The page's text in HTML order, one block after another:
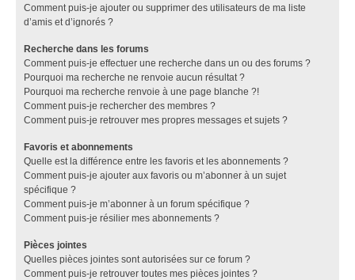
Comment puis-je ajouter ou supprimer des utilisateurs de ma liste
d’amis et d’ignorés ?
Recherche dans les forums
Comment puis-je effectuer une recherche dans un ou des forums ?
Pourquoi ma recherche ne renvoie aucun résultat ?
Pourquoi ma recherche renvoie à une page blanche ?!
Comment puis-je rechercher des membres ?
Comment puis-je retrouver mes propres messages et sujets ?
Favoris et abonnements
Quelle est la différence entre les favoris et les abonnements ?
Comment puis-je ajouter aux favoris ou m’abonner à un sujet
spécifique ?
Comment puis-je m’abonner à un forum spécifique ?
Comment puis-je résilier mes abonnements ?
Pièces jointes
Quelles pièces jointes sont autorisées sur ce forum ?
Comment puis-je retrouver toutes mes pièces jointes ?